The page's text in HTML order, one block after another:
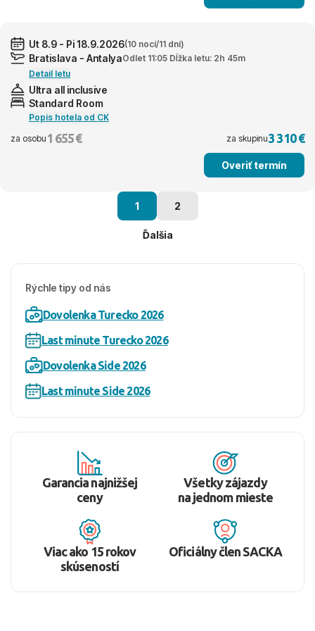
Ut 8.9 - Pi 18.9.2026(10 nocí/11 dní)
Bratislava - AntalyaOdlet 11:05 Dĺžka letu: 2h 45m
Detail letu
Ultra all inclusive
Standard Room
Popis hotela od CK
za osobu 1 655 € za skupinu3 310 €
Overiť termín
1 2
Ďalšia
Rýchle tipy od nás
Dovolenka Turecko 2026
Last minute Turecko 2026
Dovolenka Side 2026
Last minute Side 2026
Garancia najnižšej
ceny
Všetky zájazdy
na jednom mieste
Viac ako 15 rokov
skúseností
Oficiálny člen SACKA